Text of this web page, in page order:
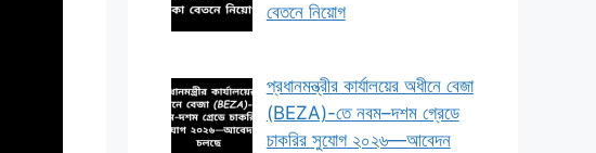
বেতনে নিয়োগ
প্রধানমন্ত্রীর কার্যালয়ের অধীনে বেজা
(BEZA)-তে নবম–দশম গ্রেডে
চাকরির সুযোগ ২০২৬—আবেদন